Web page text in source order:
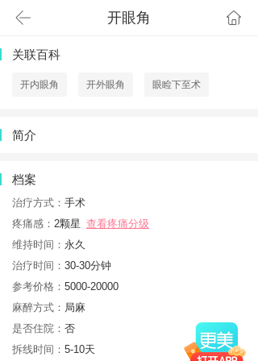
首页开眼角
关联百科
开内眼角 开外眼角 眼睑下至术
简介
档案
治疗方式： 手术
疼痛感： 2颗星 查看疼痛分级
维持时间： 永久
治疗时间： 30-30分钟
参考价格： 5000-20000
麻醉方式： 局麻
是否住院： 否
拆线时间： 5-10天